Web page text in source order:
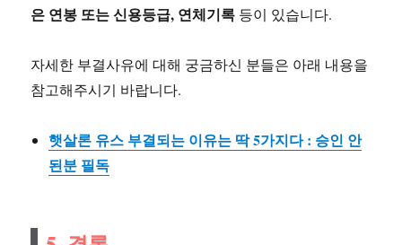
은 연봉 또는 신용등급, 연체기록 등이 있습니다.
자세한 부결사유에 대해 궁금하신 분들은 아래 내용을
참고해주시기 바랍니다.
햇살론 유스 부결되는 이유는 딱 5가지다 : 승인 안
된분 필독